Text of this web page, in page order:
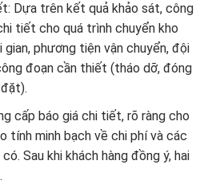
Dựa trên kết quả khảo sát, công
tiết cho quá trình chuyển kho
phương tiện vận chuyển, đội
đoạn cần thiết (tháo dỡ, đóng
cấp báo giá chi tiết, rõ ràng cho
tính minh bạch về chi phí và các
Sau khi khách hàng đồng ý, hai